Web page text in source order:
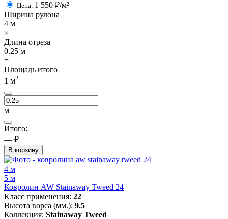
Цена: 1 550 ₽/м²
Ширина рулона
4 м
×
Длина отреза
0.25 м
=
Площадь итого
1 м2
м
Итого:
— ₽
В корзину
4 м
5 м
Ковролин AW Stainaway Tweed 24
Класс применения: 22
Высота ворса (мм.): 9.5
Коллекция: Stainaway Tweed